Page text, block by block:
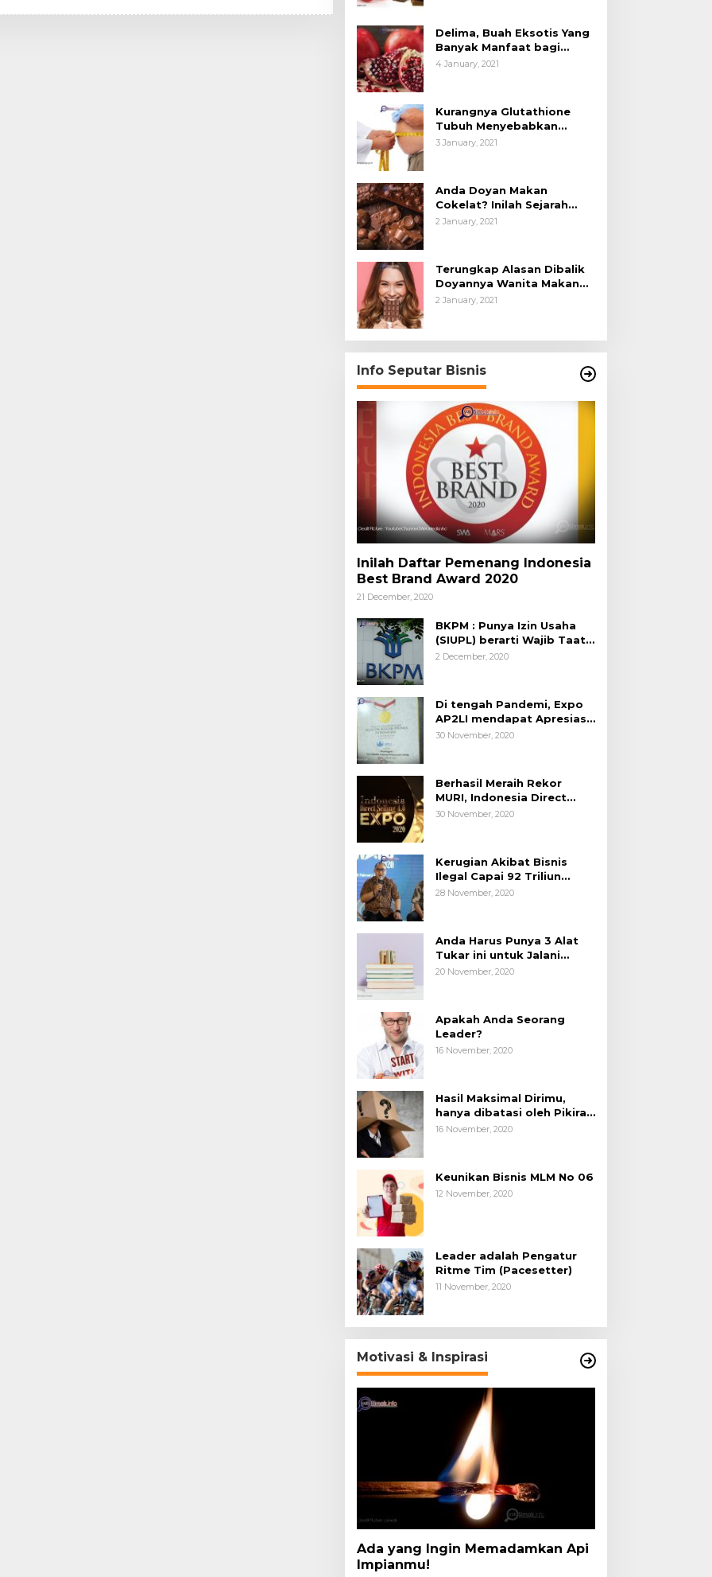
Delima, Buah Eksotis Yang
Banyak Manfaat bagi
Tubuh
4 January, 2021
Kurangnya Glutathione
Tubuh Menyebabkan
Obesitas
3 January, 2021
Anda Doyan Makan
Cokelat? Inilah Sejarah
Awalnya Cokelat di Dunia
2 January, 2021
Terungkap Alasan Dibalik
Doyannya Wanita Makan
Cokelat
2 January, 2021
Info Seputar Bisnis
Inilah Daftar Pemenang Indonesia
Best Brand Award 2020
21 December, 2020
BKPM : Punya Izin Usaha
(SIUPL) berarti Wajib Taat
Aturan
2 December, 2020
Di tengah Pandemi, Expo
AP2LI mendapat Apresiasi
Rekor MURI
30 November, 2020
Berhasil Meraih Rekor
MURI, Indonesia Direct
Selling 4.0 Expo 2020
30 November, 2020
Kerugian Akibat Bisnis
Ilegal Capai 92 Triliun
Rupiah, AP2LI menghimbau
28 November, 2020
Anda Harus Punya 3 Alat
Tukar ini untuk Jalani
Hidup.
20 November, 2020
Apakah Anda Seorang
Leader?
16 November, 2020
Hasil Maksimal Dirimu,
hanya dibatasi oleh Pikiran
Negatif.
16 November, 2020
Keunikan Bisnis MLM No 06
12 November, 2020
Leader adalah Pengatur
Ritme Tim (Pacesetter)
11 November, 2020
Motivasi & Inspirasi
Ada yang Ingin Memadamkan Api
Impianmu!